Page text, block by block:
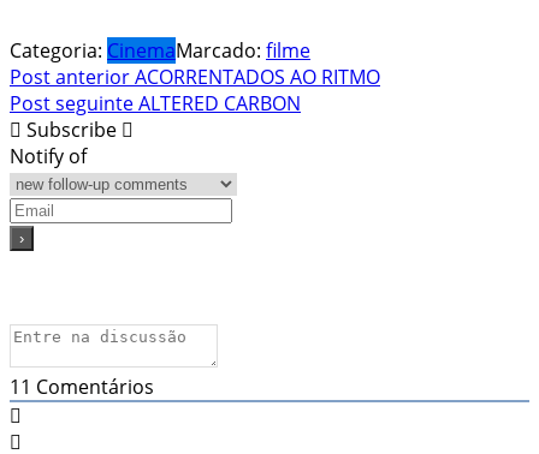
Categoria: CinemaMarcado: filme
Navegação
de
Post
Post anteriorACORRENTADOS AO RITMO
Post seguinteALTERED CARBON
Subscribe
Notify of
11 Comentários